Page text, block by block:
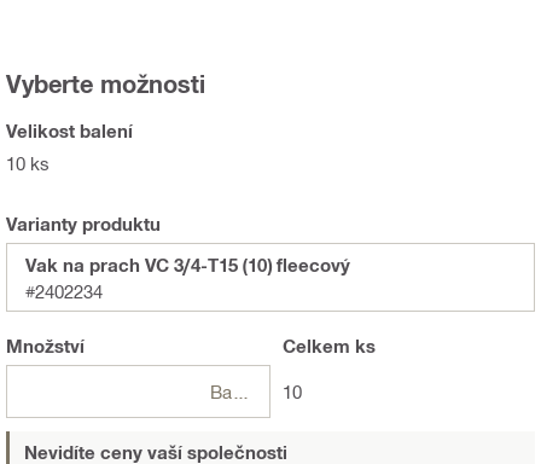
Vyberte možnosti
Velikost balení
10 ks
Varianty produktu
Vak na prach VC 3/4-T15 (10) fleecový
#2402234
Množství Celkem ks
10
Nevidíte ceny vaší společnosti